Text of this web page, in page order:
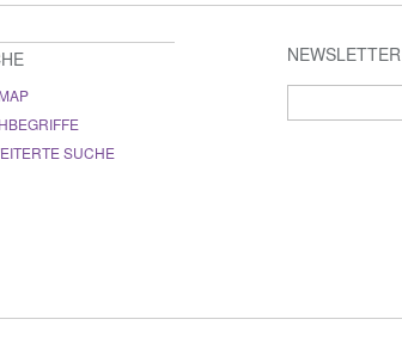
NEWSLETTER
SUCHE